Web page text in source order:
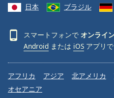
日本
ブラジル
スマートフォンで オンライ
Android または iOS アプリで
アフリカ アジア 北アメリカ
オセアニア